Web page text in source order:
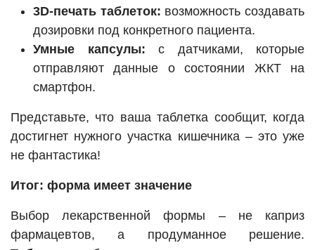
3D-печать таблеток: возможность создавать
дозировки под конкретного пациента.
Умные капсулы: с датчиками, которые
отправляют данные о состоянии ЖКТ на
смартфон.
Представьте, что ваша таблетка сообщит, когда
достигнет нужного участка кишечника – это уже
не фантастика!
Итог: форма имеет значение
Выбор лекарственной формы – не каприз
фармацевтов, а продуманное решение.